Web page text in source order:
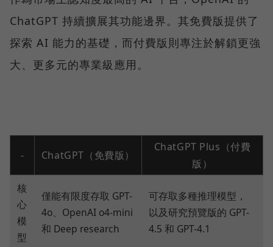
ChatGPT 持續擴展其功能邊界。其免費版提供了
探索 AI 能力的基礎，而付費版則專注於解鎖更強
大、更多元的專業級應用。
- ChatGPT（免費版）
ChatGPT Plus（付費
版）
核
心
模
型
僅能有限度存取 GPT-
4o、OpenAI o4-mini
和 Deep research
可存取多種推理模型，
以及研究預覽版的 GPT-
4.5 和 GPT-4.1